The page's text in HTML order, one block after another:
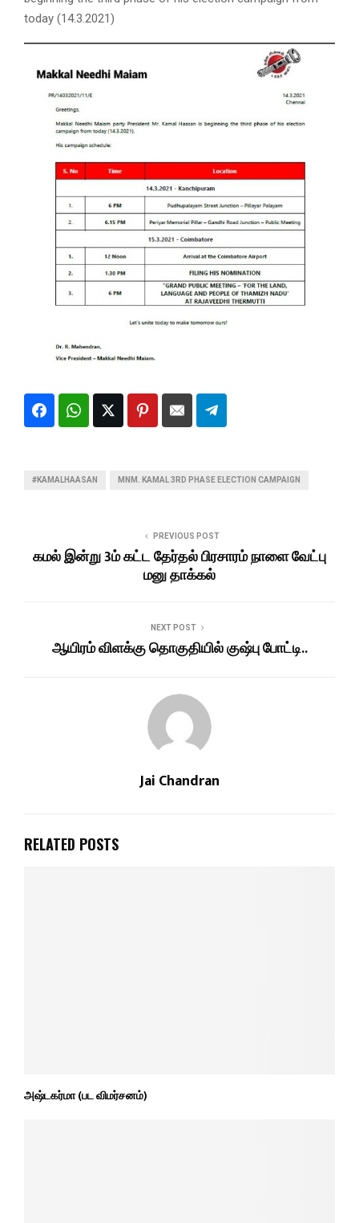
today (14.3.2021)
#KAMALHAASAN MNM. KAMAL 3RD PHASE ELECTION CAMPAIGN
PREVIOUS POST
கமல் இன்று 3ம் கட்ட தேர்தல் பிரசாரம் நாளை வேட்பு
மனு தாக்கல்
NEXT POST
ஆயிரம் விளக்கு தொகுதியில் குஷ்பு போட்டி..
Jai Chandran
RELATED POSTS
அஷ்டகர்மா (பட விமர்சனம்)